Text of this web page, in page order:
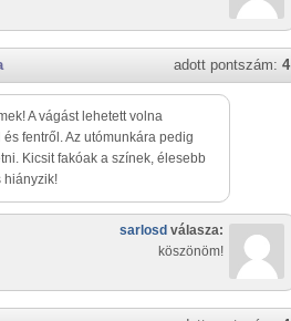
adott pontszám: 4
A vágást lehetett volna
fentről. Az utómunkára pedig
Kicsit fakóak a színek, élesebb
hiányzik!
sarlosd válasza:
köszönöm!